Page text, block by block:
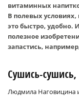
витаминных
В полевых условиях,
это быстро, удобно.
полезное
запастись,
Сушись-
Людмила Наговицина